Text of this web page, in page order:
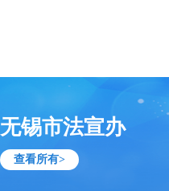
无锡市法宣办
查看所有>